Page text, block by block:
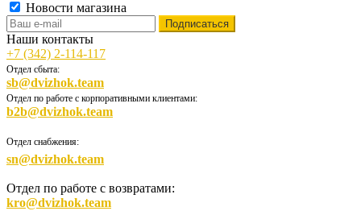
Новости магазина
Наши контакты
+7 (342) 2-114-117
Отдел сбыта:
sb@dvizhok.team
Отдел по работе с корпоративными клиентами:
b2b@dvizhok.team
Отдел снабжения:
sn@dvizhok.team
Отдел по работе с возвратами:
kro@dvizhok.team